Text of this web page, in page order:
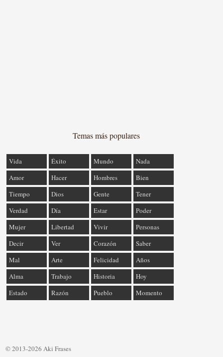
Temas más populares
Vida Éxito Mundo
Nada
Amor
Hacer Hombres
Bien
Tiempo
Dios Gente
Tener
Verdad
Día Estar
Poder
Mujer
Libertad Vivir
Personas
Decir
Ver Corazón
Saber
Mal
Arte Felicidad
Años
Alma
Trabajo Historia
Hoy
Estado
Razón Pueblo Momento
© 2013-2026 Aki Frases